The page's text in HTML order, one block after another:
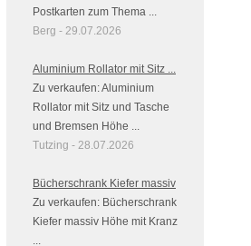
Postkarten zum Thema ...
Berg - 29.07.2026
Aluminium Rollator mit Sitz ...
Zu verkaufen: Aluminium
Rollator mit Sitz und Tasche
und Bremsen Höhe ...
Tutzing - 28.07.2026
Bücherschrank Kiefer massiv
Zu verkaufen: Bücherschrank
Kiefer massiv Höhe mit Kranz